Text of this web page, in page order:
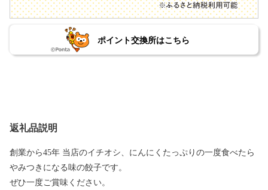
ポイント交換所はこちら
返礼品説明
創業から45年 当店のイチオシ、にんにくたっぷりの一度食べたら
やみつきになる味の餃子です。
ぜひ一度ご賞味ください。